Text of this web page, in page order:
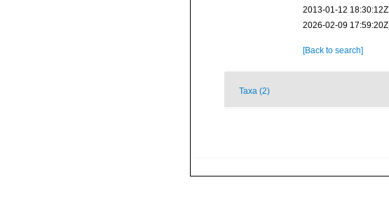
2013-01-12 18:30:12Z
2026-02-09 17:59:20Z
[Back to search]
Taxa (2)